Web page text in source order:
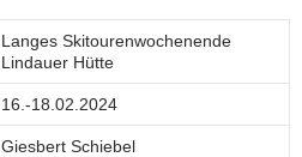
Langes Skitourenwochenende
Lindauer Hütte
16.-18.02.2024
Giesbert Schiebel